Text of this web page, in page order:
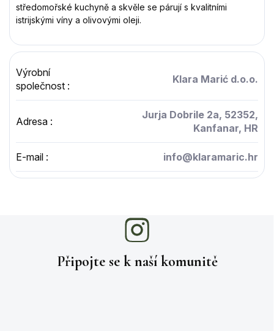
středomořské kuchyně a skvěle se párují s kvalitními
istrijskými víny a olivovými oleji.
Výrobní
společnost :
Klara Marić d.o.o.
Adresa :
Jurja Dobrile 2a, 52352,
Kanfanar, HR
E-mail : info@klaramaric.hr
Připojte se k naší komunitě